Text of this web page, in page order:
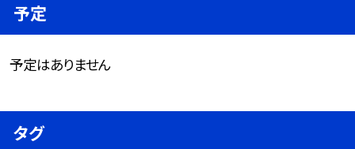
予定
予定はありません
タグ